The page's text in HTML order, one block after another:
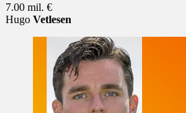
7.00 mil. €
Hugo Vetlesen